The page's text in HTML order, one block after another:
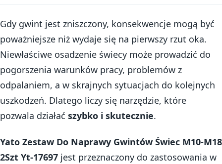
Gdy gwint jest zniszczony, konsekwencje mogą być
poważniejsze niż wydaje się na pierwszy rzut oka.
Niewłaściwe osadzenie świecy może prowadzić do
pogorszenia warunków pracy, problemów z
odpalaniem, a w skrajnych sytuacjach do kolejnych
uszkodzeń. Dlatego liczy się narzędzie, które
pozwala działać szybko i skutecznie.
Yato Zestaw Do Naprawy Gwintów Świec M10-M18
2Szt Yt-17697 jest przeznaczony do zastosowania w